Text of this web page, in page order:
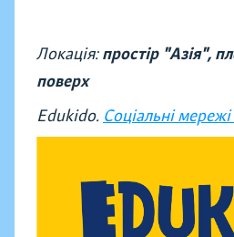
Локація:простір "Азія",
поверх
Edukido. Соціальні мережі